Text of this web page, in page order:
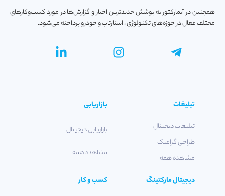
همچنین در آیمارکتور به پوشش جدیدترین اخبار و گزارش‌ها در مورد کسب‌و‎کارهای
مختلف فعال در حوزه‌های تکنولوژی ، استارتاپ و خودرو پرداخته می‌شود.
تبلیغات
تبلیغات دیجیتال
طراحی گرافیک
مشاهده همه
بازاریابی
بازاریابی دیجیتال
مشاهده همه
دیجیتال مارکتینگ کسب و کار